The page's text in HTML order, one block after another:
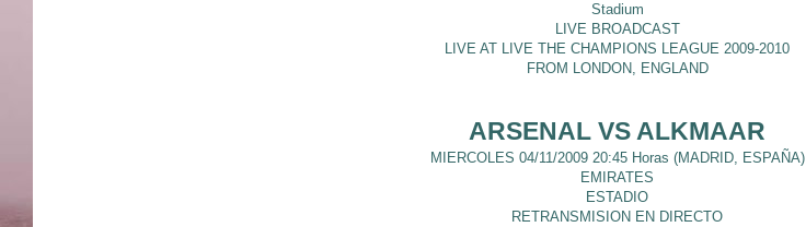
Stadium
LIVE BROADCAST
LIVE AT LIVE THE CHAMPIONS LEAGUE 2009-2010
FROM LONDON, ENGLAND
ARSENAL VS ALKMAAR
MIERCOLES 04/11/2009 20:45 Horas (MADRID, ESPAÑA)
EMIRATES
ESTADIO
RETRANSMISION EN DIRECTO